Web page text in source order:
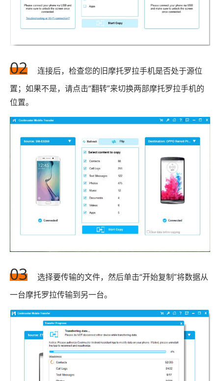
02
连接后，检查您的旧摩托罗拉手机是否处于源位
置；如果不是，请点击“翻转”来切换两部摩托罗拉手机的
位置。
03
选择要传输的文件，然后单击“开始复制”将数据从
一台摩托罗拉传输到另一台。